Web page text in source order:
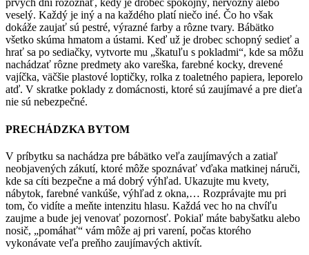
prvých dní rozoznať, kedy je drobec spokojný, nervózny alebo
veselý. Každý je iný a na každého platí niečo iné. Čo ho však
dokáže zaujať sú pestré, výrazné farby a rôzne tvary. Bábätko
všetko skúma hmatom a ústami. Keď už je drobec schopný sedieť a
hrať sa po sediačky, vytvorte mu „škatuľu s pokladmi“, kde sa môžu
nachádzať rôzne predmety ako vareška, farebné kocky, drevené
vajíčka, väčšie plastové loptičky, rolka z toaletného papiera, leporelo
atď. V skratke poklady z domácnosti, ktoré sú zaujímavé a pre dieťa
nie sú nebezpečné.
PRECHÁDZKA BYTOM
V príbytku sa nachádza pre bábätko veľa zaujímavých a zatiaľ
neobjavených zákutí, ktoré môže spoznávať vďaka matkinej náruči,
kde sa cíti bezpečne a má dobrý výhľad. Ukazujte mu kvety,
nábytok, farebné vankúše, výhľad z okna,… Rozprávajte mu pri
tom, čo vidíte a meňte intenzitu hlasu. Každá vec ho na chvíľu
zaujme a bude jej venovať pozornosť. Pokiaľ máte babyšatku alebo
nosič, „pomáhať“ vám môže aj pri varení, počas ktorého
vykonávate veľa preňho zaujímavých aktivít.